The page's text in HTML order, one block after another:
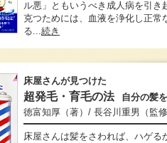
ル悪」ともいうべき成人病を引き
克つためには、血液を浄化し正常
る...続き
床屋さんが見つけた
超発毛・育毛の法
自分の髪
徳富知厚 （著） / 長谷川重男 （監修
床屋さんは髪をさわれば、ハゲる